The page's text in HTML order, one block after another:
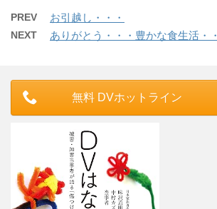
PREV お引越し・・・
NEXT ありがとう・・・豊かな食生活・・
無料 DVホットライン